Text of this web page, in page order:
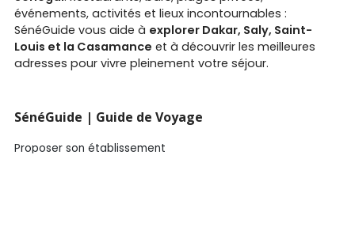
événements, activités et lieux incontournables :
SénéGuide vous aide à explorer Dakar, Saly, Saint-
Louis et la Casamance et à découvrir les meilleures
adresses pour vivre pleinement votre séjour.
SénéGuide | Guide de Voyage
Proposer son établissement